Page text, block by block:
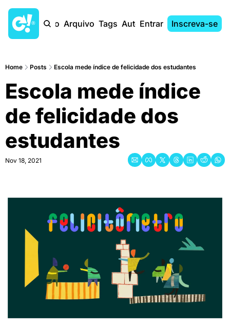
Início Arquivo Tags AutoresEntrar Inscreva-se
Home Posts Escola mede índice de felicidade dos estudantes
Escola mede índice
de felicidade dos
estudantes
Nov 18, 2021